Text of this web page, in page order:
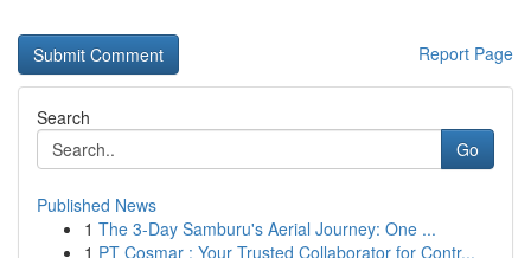
Report Page
Search
Go
Published News
1 The 3-Day Samburu's Aerial Journey: One ...
1 PT Cosmar : Your Trusted Collaborator for Contr...